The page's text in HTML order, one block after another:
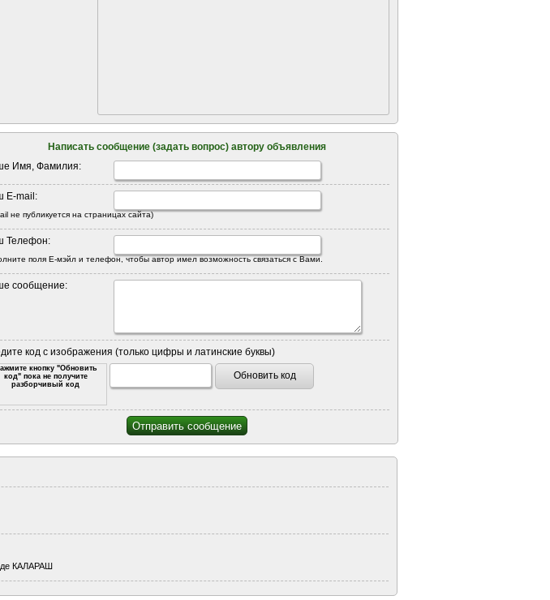
Написать сообщение (задать вопрос) автору объявления
Имя, Фамилия:
E-mail:
не публикуется на страницах сайта)
Телефон:
поля Е-мэйл и телефон, чтобы автор имел возможность связаться с Вами.
сообщение:
код с изображения (только цифры и латинские буквы)
кнопку "Обновить
код" пока не получите
разборчивый код
Обновить код
КАЛАРАШ